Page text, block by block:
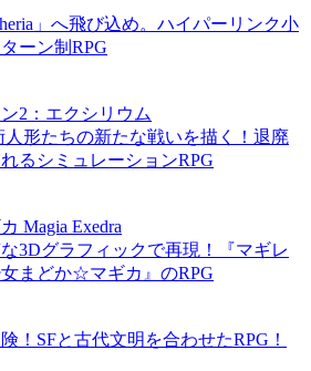
」へ飛び込め。ハイパーリンク小
ーン制RPG
2：エクシリウム
形たちの新たな戦いを描く！退廃
るシミュレーションRPG
Magia Exedra
3Dグラフィックで再現！『マギレ
まどか☆マギカ』のRPG
！SFと古代文明を合わせたRPG！